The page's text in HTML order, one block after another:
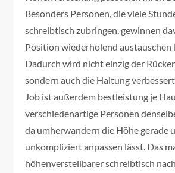
Besonders Personen, die viele
schreibtisch zubringen, gewinnen
Position wiederholend austauschen
Dadurch wird nicht einzig der
sondern auch die Haltung
Job ist außerdem bestleistung je
verschiedenartige Personen
da umherwandern die Höhe gerade
unkompliziert anpassen lässt. Das
höhenverstellbarer schreibtisch